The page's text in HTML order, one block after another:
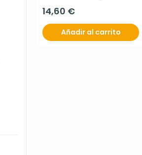
14,60 €
Añadir al carrito